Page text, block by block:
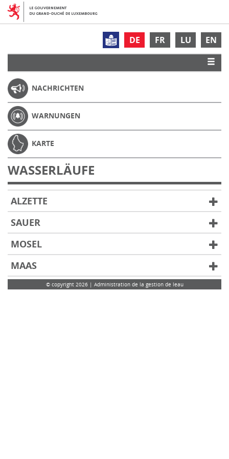
DE FR LU EN
NACHRICHTEN
WARNUNGEN
KARTE
WASSERLÄUFE
ALZETTE
SAUER
MOSEL
MAAS
© copyright 2026 | Administration de la gestion de leau